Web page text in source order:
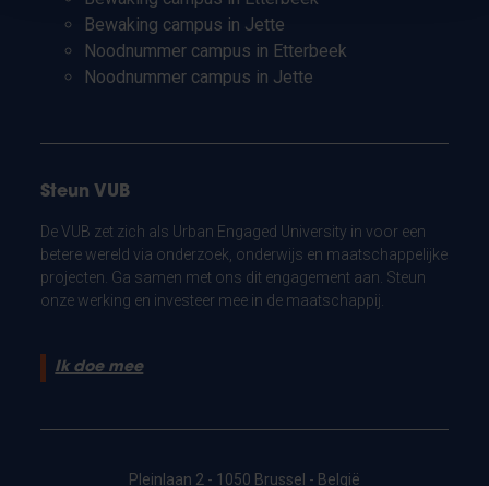
Bewaking campus in Jette
Noodnummer campus in Etterbeek
Noodnummer campus in Jette
Steun VUB
De VUB zet zich als Urban Engaged University in voor een
betere wereld via onderzoek, onderwijs en maatschappelijke
projecten. Ga samen met ons dit engagement aan. Steun
onze werking en investeer mee in de maatschappij.
Ik doe mee
Pleinlaan 2 - 1050 Brussel - België